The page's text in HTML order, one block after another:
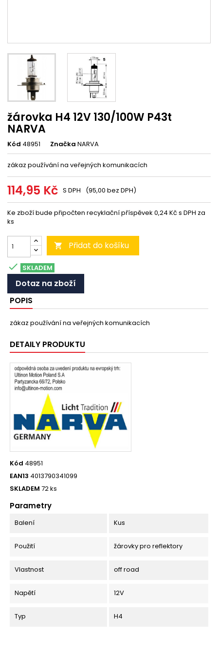
žárovka H4 12V 130/100W P43t
NARVA
Kód 48951 Značka NARVA
zákaz používání na veřejných komunikacích
114,95 Kč S DPH (95,00 bez DPH)
Ke zboží bude připočten recyklační příspěvek 0,24 Kč s DPH za
ks
 Přidat do košíku
 SKLADEM
Dotaz na zboží
POPIS
zákaz používání na veřejných komunikacích
DETAILY PRODUKTU
Kód 48951
EAN13 4013790341099
SKLADEM 72 ks
Parametry
Balení Kus
Použití žárovky pro reflektory
Vlastnost off road
Napětí 12V
Typ H4